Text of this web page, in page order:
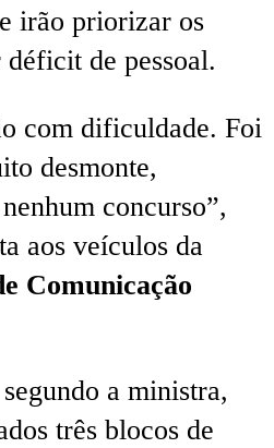
irão priorizar os
de pessoal.
com dificuldade. Foi
desmonte,
concurso”,
aos veículos da
Comunicação
a ministra,
três blocos de